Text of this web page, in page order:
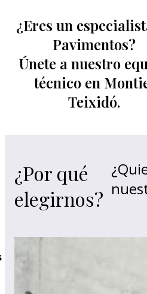
¿Eres un
Pavimentos?
Únete a nuestro
técnico en
Teixidó.
¿Por qué
elegirnos?